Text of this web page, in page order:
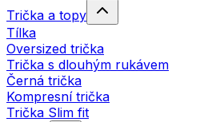
Trička a topy
Tílka
Oversized trička
Trička s dlouhým rukávem
Černá trička
Kompresní trička
Trička Slim fit